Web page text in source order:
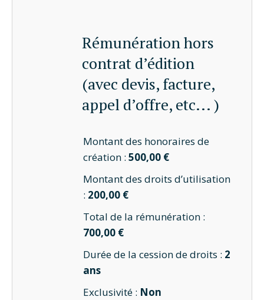
Rémunération hors
contrat d’édition
(avec devis, facture,
appel d’offre, etc... )
Montant des honoraires de
création :500,00 €
Montant des droits d’utilisation
: 200,00 €
Total de la rémunération :
700,00 €
Durée de la cession de droits : 2
ans
Exclusivité : Non